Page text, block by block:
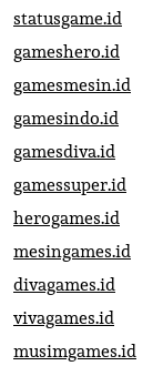
statusgame.id
gameshero.id
gamesmesin.id
gamesindo.id
gamesdiva.id
gamessuper.id
herogames.id
mesingames.id
divagames.id
vivagames.id
musimgames.id